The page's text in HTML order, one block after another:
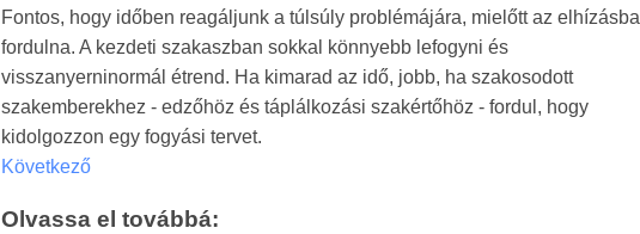
Fontos, hogy időben reagáljunk a túlsúly problémájára, mielőtt az elhízásba
fordulna. A kezdeti szakaszban sokkal könnyebb lefogyni és
visszanyerninormál étrend. Ha kimarad az idő, jobb, ha szakosodott
szakemberekhez - edzőhöz és táplálkozási szakértőhöz - fordul, hogy
kidolgozzon egy fogyási tervet.
Következő
Olvassa el továbbá: